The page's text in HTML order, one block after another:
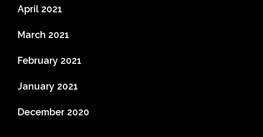
April 2021
March 2021
February 2021
January 2021
December 2020